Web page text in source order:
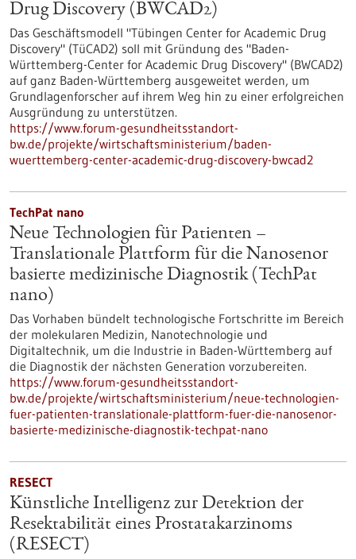
Drug Discovery (BWCAD2)
Das Geschäftsmodell "Tübingen Center for Academic Drug
Discovery" (TüCAD2) soll mit Gründung des "Baden-
Württemberg-Center for Academic Drug Discovery" (BWCAD2)
auf ganz Baden-Württemberg ausgeweitet werden, um
Grundlagenforscher auf ihrem Weg hin zu einer erfolgreichen
Ausgründung zu unterstützen.
https://www.forum-gesundheitsstandort-
bw.de/projekte/wirtschaftsministerium/baden-
wuerttemberg-center-academic-drug-discovery-bwcad2
TechPat nano
Neue Technologien für Patienten –
Translationale Plattform für die Nanosenor
basierte medizinische Diagnostik (TechPat
nano)
Das Vorhaben bündelt technologische Fortschritte im Bereich
der molekularen Medizin, Nanotechnologie und
Digitaltechnik, um die Industrie in Baden-Württemberg auf
die Diagnostik der nächsten Generation vorzubereiten.
https://www.forum-gesundheitsstandort-
bw.de/projekte/wirtschaftsministerium/neue-technologien-
fuer-patienten-translationale-plattform-fuer-die-nanosenor-
basierte-medizinische-diagnostik-techpat-nano
RESECT
Künstliche Intelligenz zur Detektion der
Resektabilität eines Prostatakarzinoms
(RESECT)